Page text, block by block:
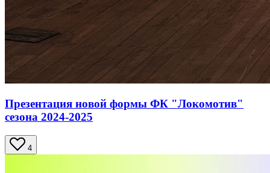
Презентация новой формы ФК "Локомотив"
сезона 2024-2025
4